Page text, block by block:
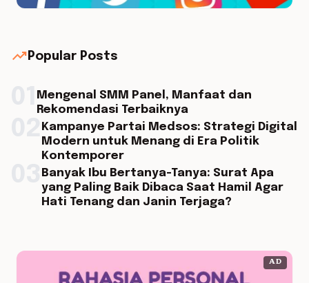
trending_up Popular Posts
Mengenal SMM Panel, Manfaat dan
Rekomendasi Terbaiknya
Kampanye Partai Medsos: Strategi Digital
Modern untuk Menang di Era Politik
Kontemporer
Banyak Ibu Bertanya-Tanya: Surat Apa
yang Paling Baik Dibaca Saat Hamil Agar
Hati Tenang dan Janin Terjaga?
AD